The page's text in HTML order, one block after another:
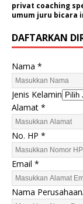
privat coaching
umum juru bicara
DAFTARKAN
Nama *
Jenis Kelamin
K
e
l
a
m
i
n
N
Alamat *
No. HP *
Email *
Nama